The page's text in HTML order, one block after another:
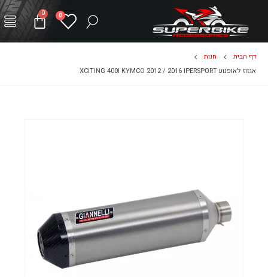
0
0
דף הבית
חנות
אגזוז לאופנוע XCITING 400I KYMCO 2012 / 2016 IPERSPORT